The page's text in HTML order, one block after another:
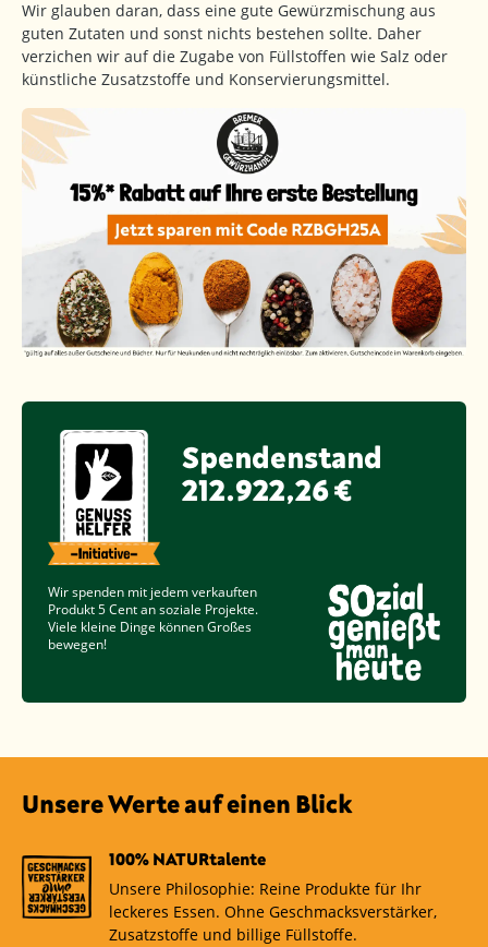
Wir glauben daran, dass eine gute Gewürzmischung aus
guten Zutaten und sonst nichts bestehen sollte. Daher
verzichen wir auf die Zugabe von Füllstoffen wie Salz oder
künstliche Zusatzstoffe und Konservierungsmittel.
Spendenstand
212.922,26 €
Wir spenden mit jedem verkauften
Produkt5 Centan soziale Projekte.
Viele kleine Dinge können Großes
bewegen!
Unsere Werte auf einen Blick
100% NATURtalente
Unsere Philosophie: Reine Produkte für Ihr
leckeres Essen. Ohne Geschmacksverstärker,
Zusatzstoffe und billige Füllstoffe.